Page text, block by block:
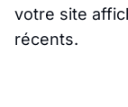
votre site
récents.